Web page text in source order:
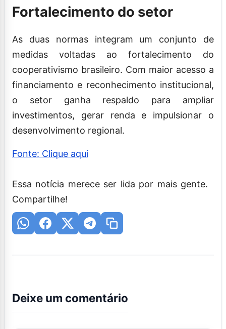
Fortalecimento do setor
As duas normas integram um conjunto de
medidas voltadas ao fortalecimento do
cooperativismo brasileiro. Com maior acesso a
financiamento e reconhecimento institucional,
o setor ganha respaldo para ampliar
investimentos, gerar renda e impulsionar o
desenvolvimento regional.
Fonte: Clique aqui
Essa notícia merece ser lida por mais gente.
Compartilhe!
Deixe um comentário